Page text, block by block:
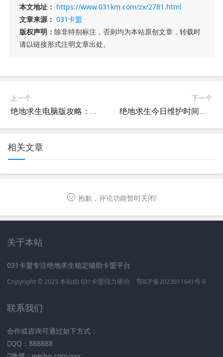
本文地址： https://www.031km.com/zx/2781.html
文章来源： 031卡盟
版权声明： 除非特别标注，否则均为本站原创文章，转载时
请以链接形式注明文章出处。
上一个
绝地求生电脑版攻略：轻松上分技巧-如何在绝地求生电脑版中快速提升段位
下一个
绝地求生今日维护时间公告-绝地求生维护公告今天几点更新
相关文章
抱歉，评论功能暂时关闭!
关于本站
031卡盟专注绝地求生稳定辅助卡盟平台
Copyright © 2023 本站由 031卡盟强力驱动 鄂ICP备2023011641号-6
联系我们
合作或咨询可通过如下方式：
QQ：888888